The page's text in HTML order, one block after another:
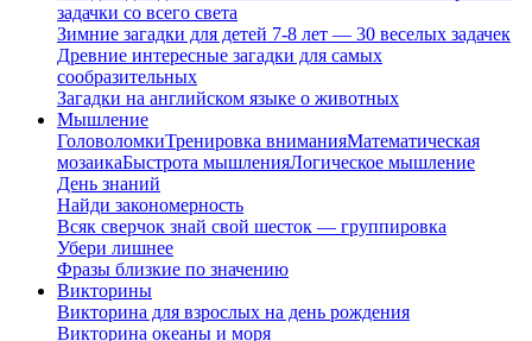
задачки со всего света
Зимние загадки для детей 7-8 лет — 30 веселых задачек
Древние интересные загадки для самых
сообразительных
Загадки на английском языке о животных
Мышление
ГоловоломкиТренировка вниманияМатематическая
мозаикаБыстрота мышленияЛогическое мышление
День знаний
Найди закономерность
Всяк сверчок знай свой шесток — группировка
Убери лишнее
Фразы близкие по значению
Викторины
Викторина для взрослых на день рождения
Викторина океаны и моря